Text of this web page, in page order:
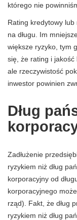
którego nie
Rating kredytowy
na długu. Im
większe ryzyko, tym
się, że rating i jakość
ale rzeczywistość
inwestor powinien
Dług
Zadłużenie
ryzykiem niż dług
korporacyjny od
korporacyjnego
rząd). Fakt, że dług
ryzykiem niż dług